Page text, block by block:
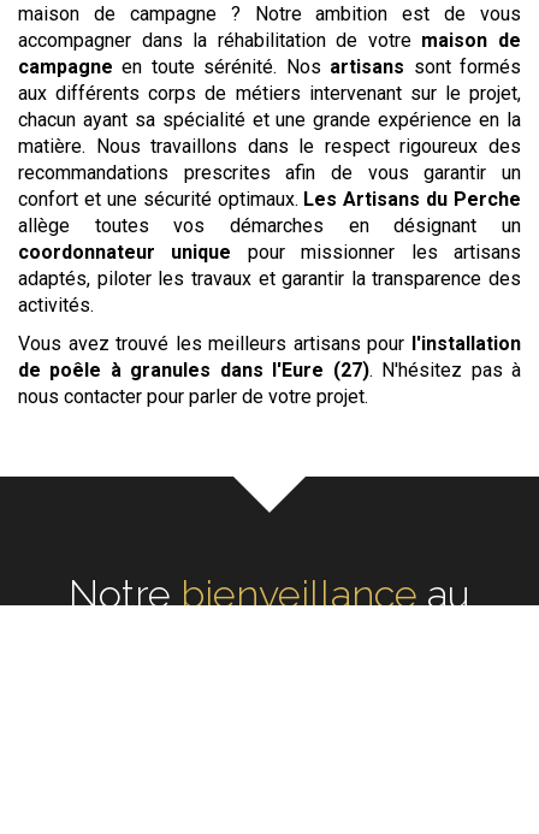
maison de campagne ? Notre ambition est de vous
accompagner dans la réhabilitation de votre maison de
campagneen toute sérénité. Nos artisans sont formés
aux différents corps de métiers intervenant sur le projet,
chacun ayant sa spécialité et une grande expérience en la
matière. Nous travaillons dans le respect rigoureux des
recommandations prescrites afin de vous garantir un
confort et une sécurité optimaux. Les Artisans du Perche
allège toutes vos démarches en désignant un
coordonnateur unique pour missionner les artisans
adaptés, piloter les travaux et garantir la transparence des
activités.
Vous avez trouvé les meilleurs artisans pour l'installation
de poêle à granules dans l'Eure (27). N'hésitez pas à
nous contacter pour parler de votre projet.
Notreécouteau cœur de